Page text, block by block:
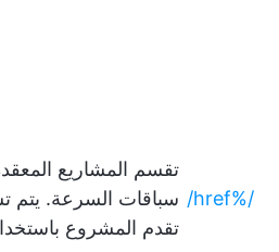
/%href/
تقسم المشاريع
تقدم المشروع